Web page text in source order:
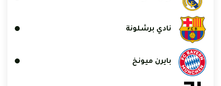
نادي برشلونة
بايرن ميونخ